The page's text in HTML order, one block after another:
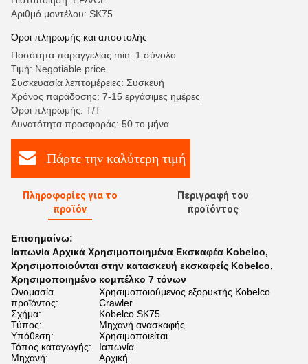
Αριθμό μοντέλου: SK75
Όροι πληρωμής και αποστολής
Ποσότητα παραγγελίας min: 1 σύνολο
Τιμή: Negotiable price
Συσκευασία λεπτομέρειες: Συσκευή
Χρόνος παράδοσης: 7-15 εργάσιμες ημέρες
Όροι πληρωμής: Τ/Τ
Δυνατότητα προσφοράς: 50 το μήνα
Πάρτε την καλύτερη τιμή
Πληροφορίες για το
προϊόν
Περιγραφή του
προϊόντος
Επισημαίνω:
Ιαπωνία Αρχικά Χρησιμοποιημένα Εκσκαφέα Kobelco,
Χρησιμοποιούνται στην κατασκευή εκσκαφείς Kobelco,
Χρησιμοποιημένο κομπέλκο 7 τόνων
Ονομασία
προϊόντος:
Χρησιμοποιούμενος εξορυκτής Kobelco
Crawler
Σχήμα:
Kobelco SK75
Τύπος:
Μηχανή ανασκαφής
Υπόθεση:
Χρησιμοποιείται
Τόπος καταγωγής:
Ιαπωνία
Μηχανή:
Αρχική